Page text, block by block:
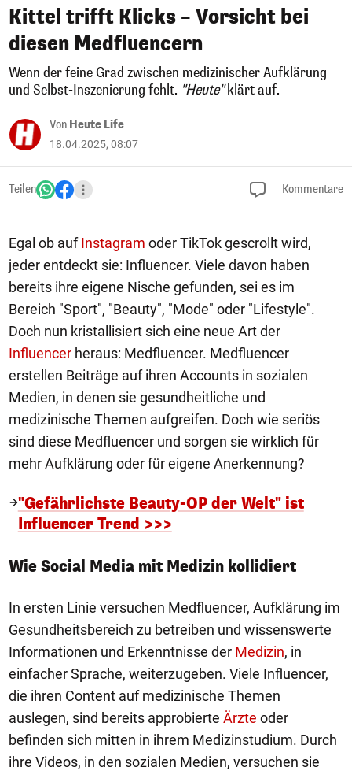
Kittel trifft Klicks – Vorsicht bei
diesen Medfluencern
Wenn der feine Grad zwischen medizinischer Aufklärung
und Selbst-Inszenierung fehlt. "Heute"klärt auf.
Von Heute Life
18.04.2025, 08:07
Teilen Kommentare
Egal ob aufInstagram oder TikTok gescrollt wird,
jeder entdeckt sie: Influencer. Viele davon haben
bereits ihre eigene Nische gefunden, sei es im
Bereich "Sport", "Beauty", "Mode" oder "Lifestyle".
Doch nun kristallisiert sich eine neue Art der
Influencer heraus: Medfluencer. Medfluencer
erstellen Beiträge auf ihren Accounts in sozialen
Medien, in denen sie gesundheitliche und
medizinische Themen aufgreifen. Doch wie seriös
sind diese Medfluencer und sorgen sie wirklich für
mehr Aufklärung oder für eigene Anerkennung?
"Gefährlichste Beauty-OP der Welt" ist
Influencer Trend >>>
Wie Social Media mit Medizin kollidiert
In ersten Linie versuchen Medfluencer, Aufklärung im
Gesundheitsbereich zu betreiben und wissenswerte
Informationen und Erkenntnisse der Medizin, in
einfacher Sprache, weiterzugeben. Viele Influencer,
die ihren Content auf medizinische Themen
auslegen, sind bereits approbierte Ärzte oder
befinden sich mitten in ihrem Medizinstudium. Durch
ihre Videos, in den sozialen Medien, versuchen sie